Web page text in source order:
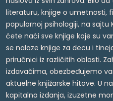
literaturu, knjige o umetnosti,
popularnoj psihologiji, na sajtu
ćete naći sve knjige koje su
se nalaze knjige za decu i
priručnici iz različitih oblasti.
izdavačima, obezbeđujemo
aktuelne knjižarske hitove. U
kapitalna izdanja, izuzetne